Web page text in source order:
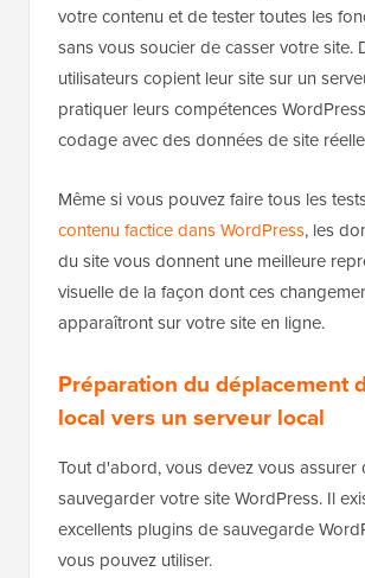
votre contenu et de tester toutes les
sans vous soucier de casser votre site.
utilisateurs copient leur site sur un
pratiquer leurs compétences
codage avec des données de site
Même si vous pouvez faire tous les
contenu factice dans WordPress, les
du site vous donnent une meilleure
visuelle de la façon dont ces
apparaîtront sur votre site en ligne.
Préparation du déplacement
local vers un serveur local
Tout d'abord, vous devez vous assurer
sauvegarder votre site WordPress. Il
excellents plugins de sauvegarde
vous pouvez utiliser.